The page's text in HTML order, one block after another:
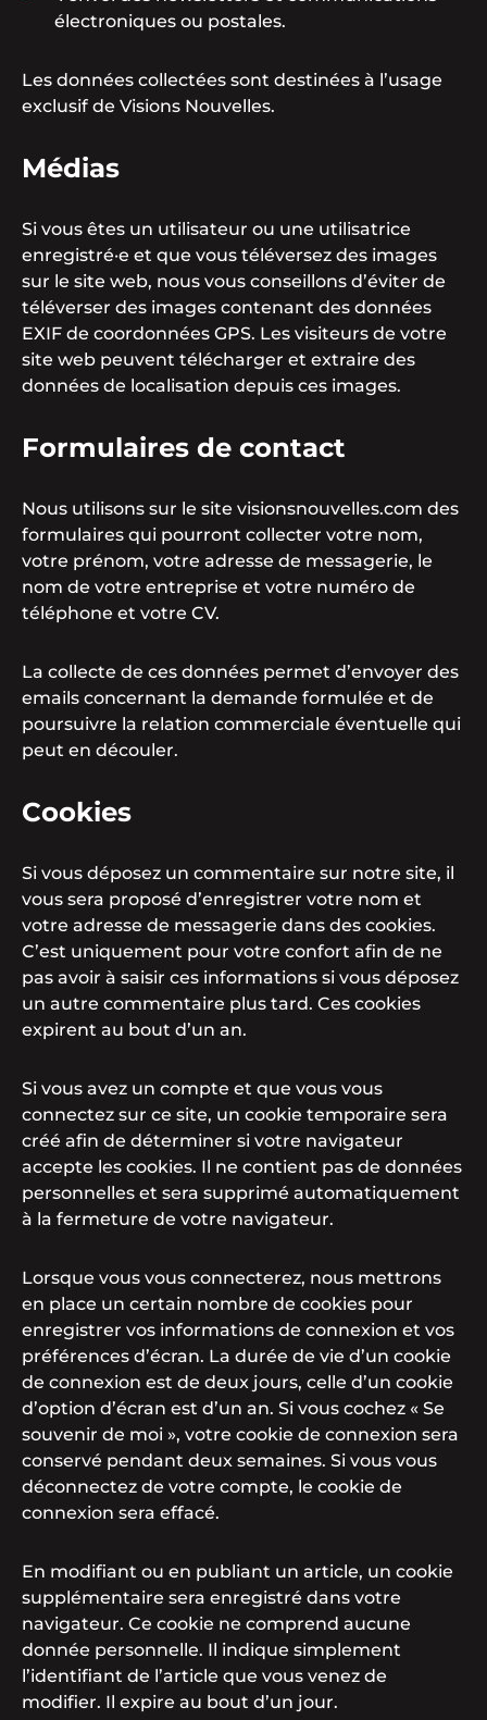
électroniques ou postales.
Les données collectées sont destinées à l’usage
exclusif de Visions Nouvelles.
Médias
Si vous êtes un utilisateur ou une utilisatrice
enregistré·e et que vous téléversez des images
sur le site web, nous vous conseillons d’éviter de
téléverser des images contenant des données
EXIF de coordonnées GPS. Les visiteurs de votre
site web peuvent télécharger et extraire des
données de localisation depuis ces images.
Formulaires de contact
Nous utilisons sur le site visionsnouvelles.com des
formulaires qui pourront collecter votre nom,
votre prénom, votre adresse de messagerie, le
nom de votre entreprise et votre numéro de
téléphone et votre CV.
La collecte de ces données permet d’envoyer des
emails concernant la demande formulée et de
poursuivre la relation commerciale éventuelle qui
peut en découler.
Cookies
Si vous déposez un commentaire sur notre site, il
vous sera proposé d’enregistrer votre nom et
votre adresse de messagerie dans des cookies.
C’est uniquement pour votre confort afin de ne
pas avoir à saisir ces informations si vous déposez
un autre commentaire plus tard. Ces cookies
expirent au bout d’un an.
Si vous avez un compte et que vous vous
connectez sur ce site, un cookie temporaire sera
créé afin de déterminer si votre navigateur
accepte les cookies. Il ne contient pas de données
personnelles et sera supprimé automatiquement
à la fermeture de votre navigateur.
Lorsque vous vous connecterez, nous mettrons
en place un certain nombre de cookies pour
enregistrer vos informations de connexion et vos
préférences d’écran. La durée de vie d’un cookie
de connexion est de deux jours, celle d’un cookie
d’option d’écran est d’un an. Si vous cochez « Se
souvenir de moi », votre cookie de connexion sera
conservé pendant deux semaines. Si vous vous
déconnectez de votre compte, le cookie de
connexion sera effacé.
En modifiant ou en publiant un article, un cookie
supplémentaire sera enregistré dans votre
navigateur. Ce cookie ne comprend aucune
donnée personnelle. Il indique simplement
l’identifiant de l’article que vous venez de
modifier. Il expire au bout d’un jour.